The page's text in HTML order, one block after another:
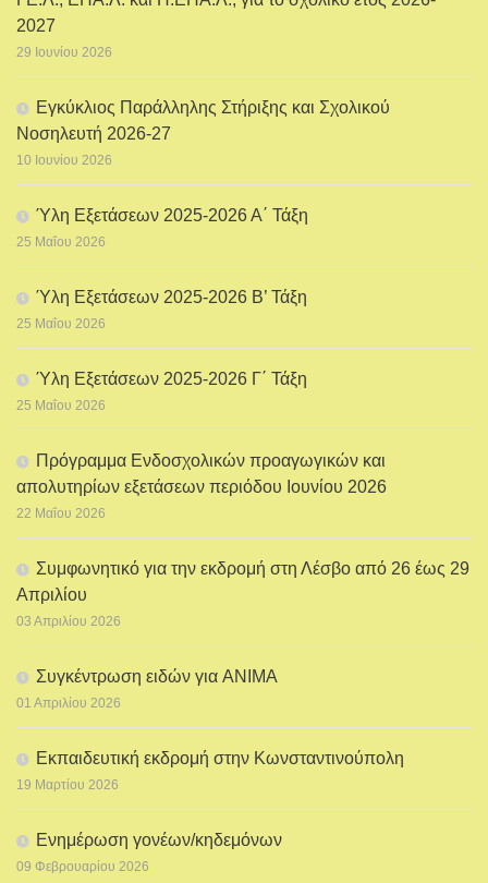
2027
29 Ιουνίου 2026
Εγκύκλιος Παράλληλης Στήριξης και Σχολικού
Νοσηλευτή 2026-27
10 Ιουνίου 2026
Ύλη Εξετάσεων 2025-2026 Α΄ Τάξη
25 Μαΐου 2026
Ύλη Εξετάσεων 2025-2026 Β’ Τάξη
25 Μαΐου 2026
Ύλη Εξετάσεων 2025-2026 Γ΄ Τάξη
25 Μαΐου 2026
Πρόγραμμα Ενδοσχολικών προαγωγικών και
απολυτηρίων εξετάσεων περιόδου Ιουνίου 2026
22 Μαΐου 2026
Συμφωνητικό για την εκδρομή στη Λέσβο από 26 έως 29
Απριλίου
03 Απριλίου 2026
Συγκέντρωση ειδών για ANIMA
01 Απριλίου 2026
Εκπαιδευτική εκδρομή στην Κωνσταντινούπολη
19 Μαρτίου 2026
Ενημέρωση γονέων/κηδεμόνων
09 Φεβρουαρίου 2026